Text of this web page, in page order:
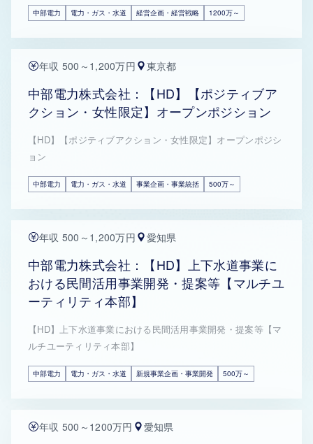
中部電力 電力・ガス・水道 経営企画・経営戦略 1200万～
年収 500～1,200万円 東京都
中部電力株式会社：【HD】【ポジティブア
クション・女性限定】オープンポジション
【HD】【ポジティブアクション・女性限定】オープンポジシ
ョン
中部電力 電力・ガス・水道 事業企画・事業統括 500万～
年収 500～1,200万円 愛知県
中部電力株式会社：【HD】上下水道事業に
おける民間活用事業開発・提案等【マルチユ
ーティリティ本部】
【HD】上下水道事業における民間活用事業開発・提案等【マ
ルチユーティリティ本部】
中部電力 電力・ガス・水道 新規事業企画・事業開発 500万～
年収 500～1200万円 愛知県